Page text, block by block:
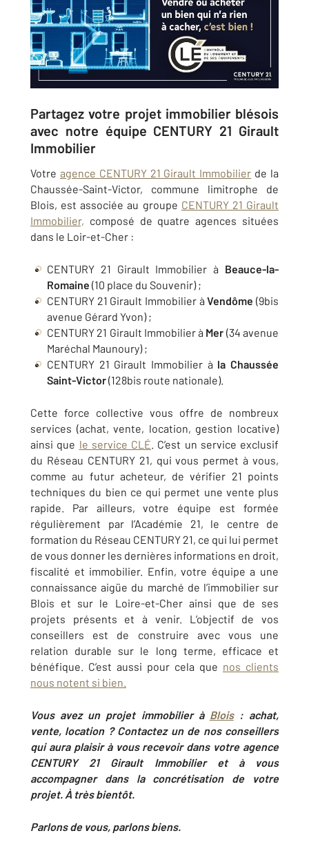
Partagez votre projet immobilier blésois
avec notre équipe CENTURY 21 Girault
Immobilier
Votre agence CENTURY 21 Girault Immobilier de la
Chaussée-Saint-Victor, commune limitrophe de
Blois, est associée au groupe CENTURY 21 Girault
Immobilier, composé de quatre agences situées
dans le Loir-et-Cher :
CENTURY 21 Girault Immobilier à Beauce-la-
Romaine (10 place du Souvenir) ;
CENTURY 21 Girault Immobilier àVendôme (9bis
avenue Gérard Yvon) ;
CENTURY 21 Girault Immobilier à Mer (34 avenue
Maréchal Maunoury) ;
CENTURY 21 Girault Immobilier à la Chaussée
Saint-Victor(128bis route nationale).
Cette force collective vous offre de nombreux
services (achat, vente, location, gestion locative)
ainsi que le service CLÉ. C’est un service exclusif
du Réseau CENTURY 21, qui vous permet à vous,
comme au futur acheteur, de vérifier 21 points
techniques du bien ce qui permet une vente plus
rapide. Par ailleurs, votre équipe est formée
régulièrement par l’Académie 21, le centre de
formation du Réseau CENTURY 21, ce qui lui permet
de vous donner les dernières informations en droit,
fiscalité et immobilier. Enfin, votre équipe a une
connaissance aigüe du marché de l’immobilier sur
Blois et sur le Loire-et-Cher ainsi que de ses
projets présents et à venir. L’objectif de vos
conseillers est de construire avec vous une
relation durable sur le long terme, efficace et
bénéfique. C’est aussi pour cela que nos clients
nous notent si bien.
Vous avez un projet immobilier à Blois: achat,
vente, location ? Contactez un de nos conseillers
qui aura plaisir à vous recevoir dans votre agence
CENTURY 21 Girault Immobilier et à vous
accompagner dans la concrétisation de votre
projet. À très bientôt.
Parlons de vous, parlons biens.